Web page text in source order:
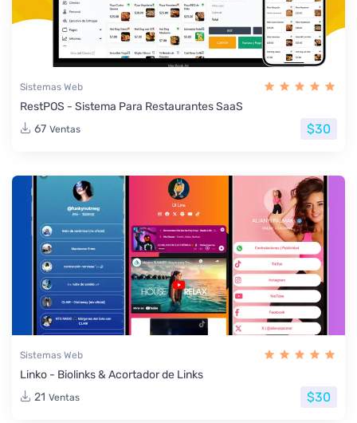
Sistemas Web
RestPOS - Sistema Para Restaurantes SaaS
67 Ventas $30
Sistemas Web
Linko - Biolinks & Acortador de Links
21 Ventas $30